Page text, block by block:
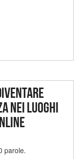
nei luoghi
parole.